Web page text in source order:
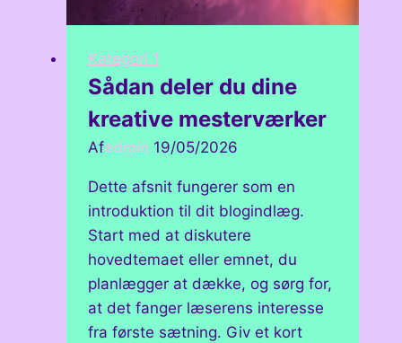
Kategori 1
Sådan deler du dine
kreative mesterværker
Afadmin 19/05/2026
Dette afsnit fungerer som en
introduktion til dit blogindlæg.
Start med at diskutere
hovedtemaet eller emnet, du
planlægger at dække, og sørg for,
at det fanger læserens interesse
fra første sætning. Giv et kort